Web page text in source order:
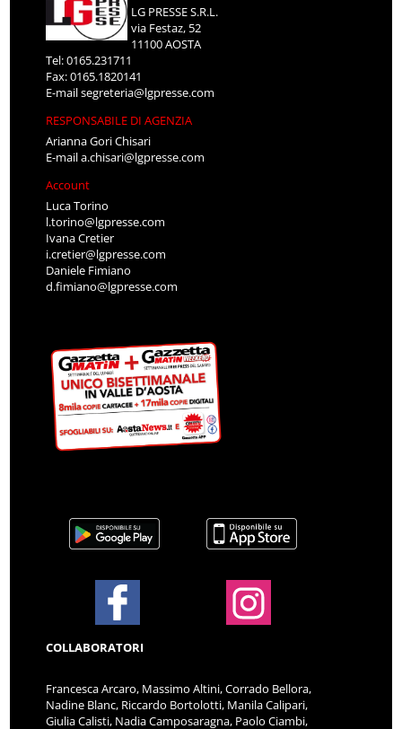
LG PRESSE S.R.L.
via Festaz, 52
11100 AOSTA
Tel: 0165.231711
Fax: 0165.1820141
E-mailsegreteria@lgpresse.com
RESPONSABILE DI AGENZIA
Arianna Gori Chisari
E-maila.chisari@lgpresse.com
Account
Luca Torino
l.torino@lgpresse.com
Ivana Cretier
i.cretier@lgpresse.com
Daniele Fimiano
d.fimiano@lgpresse.com
COLLABORATORI
Francesca Arcaro, Massimo Altini, Corrado Bellora,
Nadine Blanc, Riccardo Bortolotti, Manila Calipari,
Giulia Calisti, Nadia Camposaragna, Paolo Ciambi,